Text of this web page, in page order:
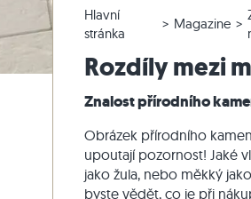
Křemencové dlažby
Starožitné dlažby
Mozaikové dlažby
Obkladovy-kamen
Vápencové venkovní dlažby
Křemenné venkovní dlažby
Gneissové venkovní dlažby
Čedičové venkovní dlažby
Polygonální venkovní dlažby
Reklamace a změna objednávky
Vzorové odeslání
Dodávka a přeprava
Panoramatická prohlídka
Styly bydlení
Hlavní
stránka
Magazine
Rozdíly mezi
Znalost přírodního
Obrázek přírodního
upoutají pozornost! Jaké
jako žula, nebo měkký
byste vědět, co je při